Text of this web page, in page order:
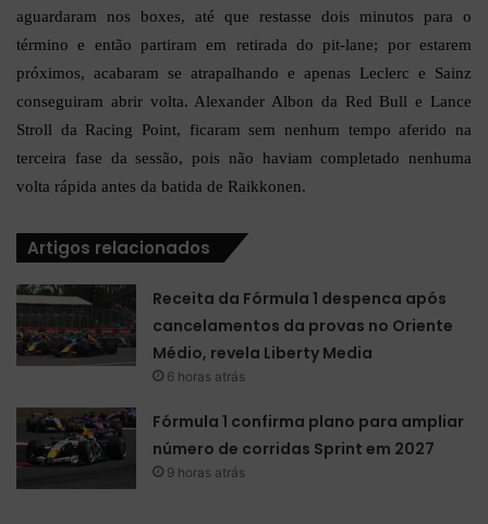
aguardaram nos boxes, até que restasse dois minutos para o
término e então partiram em retirada do pit-lane; por estarem
próximos, acabaram se atrapalhando e apenas Leclerc e Sainz
conseguiram abrir volta. Alexander Albon da Red Bull e Lance
Stroll da Racing Point, ficaram sem nenhum tempo aferido na
terceira fase da sessão, pois não haviam completado nenhuma
volta rápida antes da batida de Raikkonen.
Artigos relacionados
Receita da Fórmula 1 despenca após
cancelamentos da provas no Oriente
Médio, revela Liberty Media
6 horas atrás
Fórmula 1 confirma plano para ampliar
número de corridas Sprint em 2027
9 horas atrás